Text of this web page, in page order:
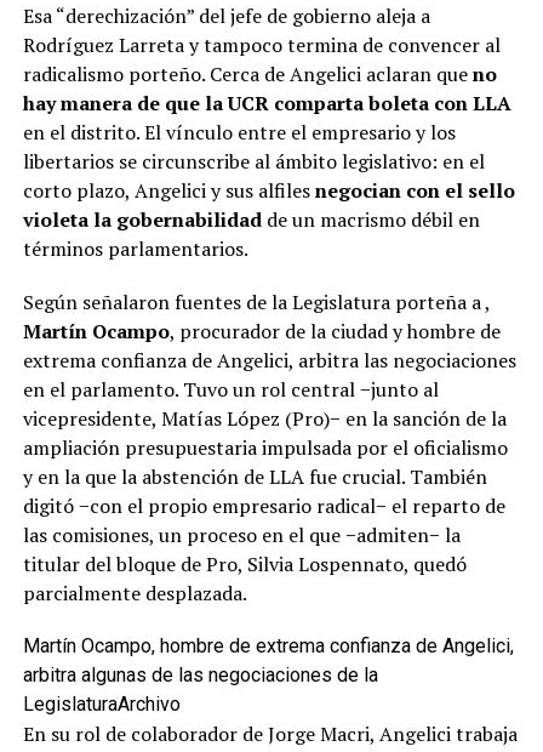
Esa “derechización” del jefe de gobierno aleja a
Rodríguez Larreta y tampoco termina de convencer al
radicalismo porteño. Cerca de Angelici aclaran queno
hay manera de que la UCR comparta boleta con LLA
en el distrito. El vínculo entre el empresario y los
libertarios se circunscribe al ámbito legislativo: en el
corto plazo, Angelici y sus alfilesnegocian con el sello
violeta la gobernabilidadde un macrismo débil en
términos parlamentarios.
Según señalaron fuentes de la Legislatura porteña a,
Martín Ocampo, procurador de la ciudad y hombre de
extrema confianza de Angelici, arbitra las negociaciones
en el parlamento. Tuvo un rol central −junto al
vicepresidente, Matías López (Pro)− en la sanción de la
ampliación presupuestaria impulsada por el oficialismo
y en la que la abstención de LLA fue crucial. También
digitó −con el propio empresario radical− el reparto de
las comisiones, un proceso en el que −admiten− la
titular del bloque de Pro, Silvia Lospennato, quedó
parcialmente desplazada.
Martín Ocampo, hombre de extrema confianza de Angelici,
arbitra algunas de las negociaciones de la
LegislaturaArchivo
En su rol de colaborador de Jorge Macri, Angelici trabaja